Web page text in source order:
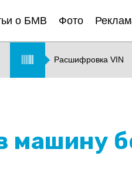
о БМВ Фото
Расшифровка VIN
машину